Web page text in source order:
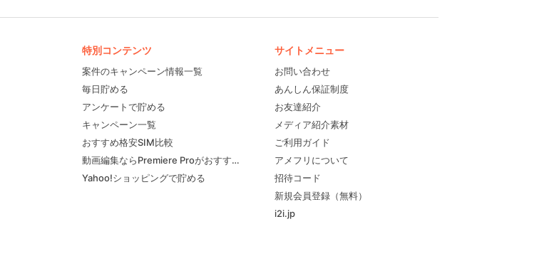
特別コンテンツ
案件のキャンペーン情報一覧
毎日貯める
アンケートで貯める
キャンペーン一覧
おすすめ格安SIM比較
動画編集ならPremiere Proがおすすめ！
Yahoo!ショッピングで貯める
サイトメニュー
お問い合わせ
あんしん保証制度
お友達紹介
メディア紹介素材
ご利用ガイド
アメフリについて
招待コード
新規会員登録（無料）
i2i.jp